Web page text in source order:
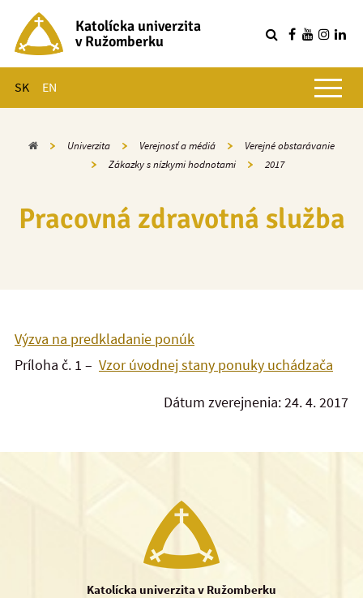
Katolícka univerzita
v Ružomberku
SK EN
Hlavné menu
Domov Univerzita Verejnosť a médiá
Verejné obstarávanie
Zákazky s nízkymi hodnotami
2017
Pracovná zdravotná služba
Výzva na predkladanie ponúk
Príloha č. 1 – Vzor úvodnej stany ponuky uchádzača
Dátum zverejnenia: 24. 4. 2017
Katolícka univerzita v Ružomberku